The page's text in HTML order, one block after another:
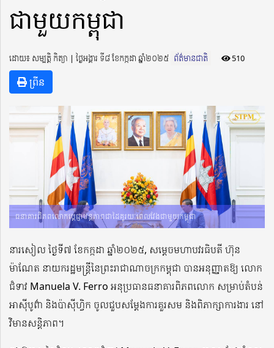
ជាមួយកម្ពុជា
ដោយ៖ សម្បត្តិ កិត្យា ​​ | ថ្ងៃអង្គារ ទី៨ ខែកក្កដា ឆ្នាំ២០២៥ ព័ត៌មានជាតិ 510
ព្រីន
ធនាគារពិភពលោកប្ដេជ្ញាបន្តភាពជាដៃគូរយៈពេលវែងជាមួយកម្ពុជា
នារសៀល ថ្ងៃទី៧ ខែកក្កដា ឆ្នាំ២០២៥, សម្តេចមហាបវរធិបតី ហ៊ុន
ម៉ាណែត នាយករដ្ឋមន្ត្រីនៃព្រះរាជាណាចក្រកម្ពុជា បានអនុញ្ញាតឱ្យ លោក
ជំទាវ Manuela V. Ferro អនុប្រធានធនាគារពិភពលោក សម្រាប់តំបន់
អាស៊ីបូព៌ា និងប៉ាស៊ីហ្វិក ចូលជួបសម្តែងការគួរសម និងពិភាក្សាការងារ នៅ
វិមានសន្ដិភាព។